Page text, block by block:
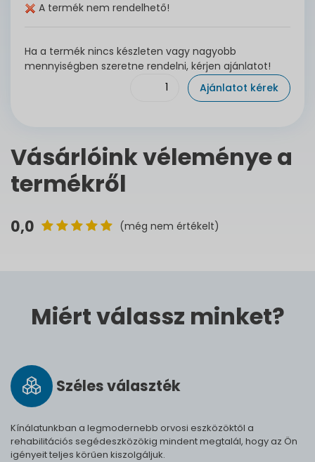
A termék nem rendelhető!
Ha a termék nincs készleten vagy nagyobb
mennyiségben szeretne rendelni, kérjen ajánlatot!
Ajánlatot kérek
Vásárlóink véleménye a
termékről
0,0 (még nem értékelt)
Miért válassz minket?
Széles vá­lasz­ték
Kínálatunkban a legmodernebb orvosi eszközöktől a
rehabilitációs segédeszközökig mindent megtalál, hogy az Ön
igényeit teljes körűen kiszolgáljuk.